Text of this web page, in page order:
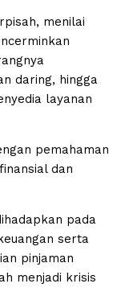
menilai
daring, hingga
layanan
pemahaman
dan
pada
serta
pinjaman
menjadi krisis